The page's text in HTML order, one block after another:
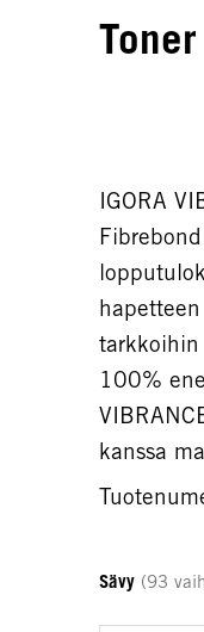
IGORA
tarkkoihin
100%
kanssa
Sävy (93